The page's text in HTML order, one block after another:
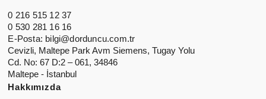
0 216 515 12 37
0 530 281 16 16
E-Posta: bilgi@dorduncu.com.tr
Cevizli, Maltepe Park Avm Siemens, Tugay Yolu
Cd. No: 67 D:2 – 061, 34846
Maltepe - İstanbul
Hakkımızda